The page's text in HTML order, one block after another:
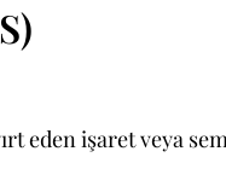
eden işaret veya